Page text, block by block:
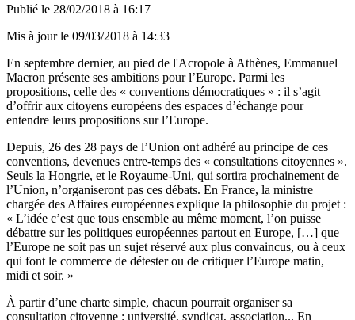
Publié le 28/02/2018 à 16:17
Mis à jour le 09/03/2018 à 14:33
En septembre dernier, au pied de l'Acropole à Athènes, Emmanuel
Macron présente ses ambitions pour l’Europe. Parmi les
propositions, celle des « conventions démocratiques » : il s’agit
d’offrir aux citoyens européens des espaces d’échange pour
entendre leurs propositions sur l’Europe.
Depuis, 26 des 28 pays de l’Union ont adhéré au principe de ces
conventions, devenues entre-temps des « consultations citoyennes ».
Seuls la Hongrie, et le Royaume-Uni, qui sortira prochainement de
l’Union, n’organiseront pas ces débats. En France, la ministre
chargée des Affaires européennes explique la philosophie du projet :
« L’idée c’est que tous ensemble au même moment, l’on puisse
débattre sur les politiques européennes partout en Europe, […] que
l’Europe ne soit pas un sujet réservé aux plus convaincus, ou à ceux
qui font le commerce de détester ou de critiquer l’Europe matin,
midi et soir. »
À partir d’une charte simple, chacun pourrait organiser sa
consultation citoyenne : université, syndicat, association... En